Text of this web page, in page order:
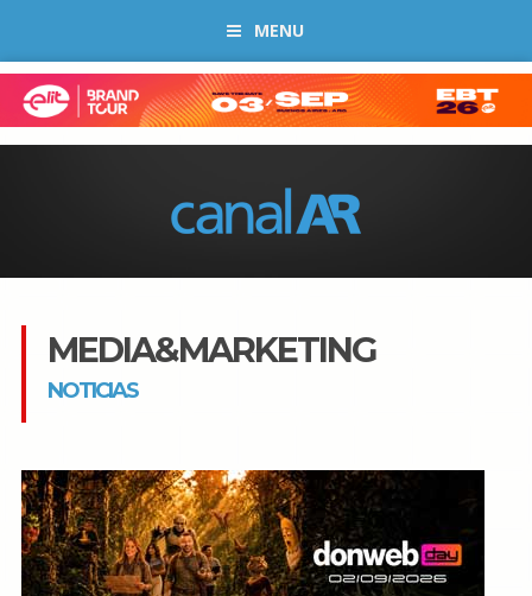
MENU
MEDIA&MARKETING
NOTICIAS